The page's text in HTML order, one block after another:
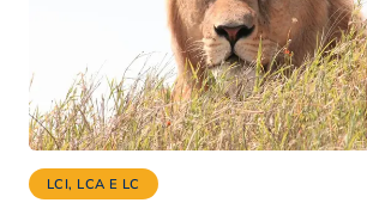
LCI, LCA E LC